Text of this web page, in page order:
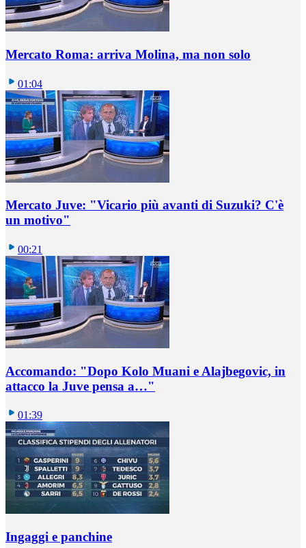
Mercato Roma: arriva Molina, ma non solo
01:04
Mercato Juve: "Vicario più avanti di Suzuki? C'è
un motivo"
00:21
Accomando: "Dopo Kolo Muani e Alajbegovic, in
attacco la Juve pensa a…"
01:39
Ingaggi e panchine